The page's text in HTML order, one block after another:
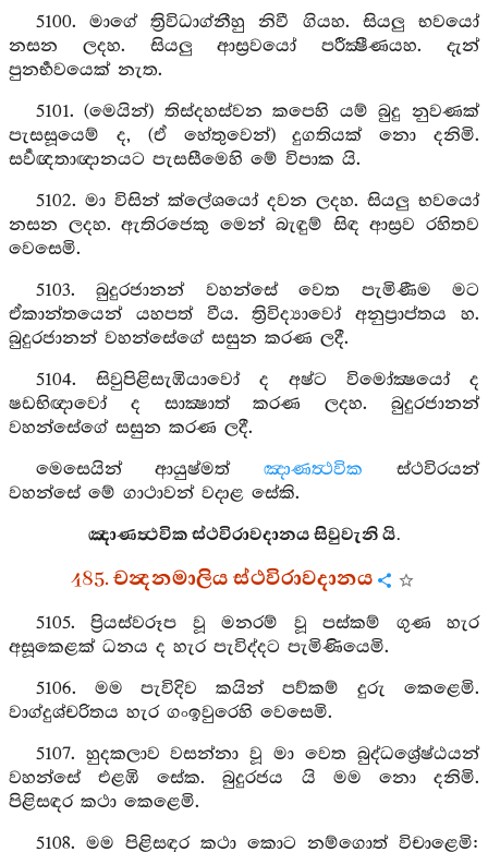
5100. මාගේ ත්‍රිවිධාග්නීහු නිවී ගියහ. සියලු භවයෝ
නසන ලදහ. සියලු ආස්‍රවයෝ පරීක්‍ෂීණයහ. දැන්
පුනර්‍භවයෙක් නැත.
5101. (මෙයින්) තිස්දහස්වන කපෙහි යම් බුදු නුවණක්
පැසසූයෙම් ද, (ඒ හේතුවෙන්) දුගතියක් නො දනිමි.
සර්‍වඥතාඥානයට පැසසීමෙහි මේ විපාක යි.
5102. මා විසින් ක්ලේශයෝ දවන ලදහ. සියලු භවයෝ
නසන ලදහ. ඇතිරජෙකු මෙන් බැඳුම් සිඳ ආස්‍රව රහිතව
වෙසෙමි.
5103. බුදුරජානන් වහන්සේ වෙත පැමිණීම මට
ඒකාන්තයෙන් යහපත් වීය. ත්‍රිවිද්‍යාවෝ අනුප්‍රාප්තය හ.
බුදුරජානන් වහන්සේගේ සසුන කරණ ලදී.
5104. සිවුපිළිසැඹියාවෝ ද අෂ්ට විමෝක්‍ෂයෝ ද
ෂඩභිඥාවෝ ද සාක්‍ෂාත් කරණ ලදහ. බුදුරජානන්
වහන්සේගේ සසුන කරණ ලදී.
මෙසෙයින් ආයුෂ්මත්ඤාණත්‍ථවික ස්ථවිරයන්
වහන්සේ මේ ගාථාවන් වදාළ සේකි.
ඤාණත්‍ථවික ස්ථවිරාවදානය සිවුවැනි යි.
485. චන්‍දනමාලිය ස්ථවිරාවදානය
5105. ප්‍රියස්වරූප වූ මනරම් වූ පස්කම් ගුණ හැර
අසූකෙළක් ධනය ද හැර පැවිද්දට පැමිණියෙමි.
5106. මම පැවිදිව කයින් පව්කම් දුරු කෙළෙමි.
වාග්දුශ්චරිතය හැර ගංඉවුරෙහි වෙසෙමි.
5107. හුදකලාව වසන්නා වූ මා වෙත බුද්ධශ්‍රේෂ්ඨයන්
වහන්සේ එළඹි සේක. බුදුරජය යි මම නො දනිමි.
පිළිසඳර කථා කෙළෙමි.
5108. මම පිළිසඳර කථා කොට නම්ගොත් විචාළෙමි: